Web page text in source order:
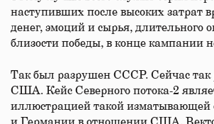
наступивших после высоких затрат
денег, эмоций и сырья, длительного
близости победы, в конце кампании
Так был разрушен СССР. Сейчас так
США. Кейс Северного потока-2
иллюстрацией такой изматывающей